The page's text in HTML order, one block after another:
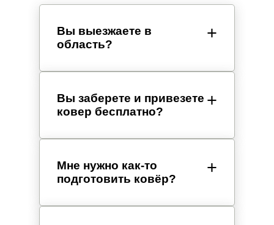
Вы выезжаете в
область?
Вы заберете и привезете
ковер бесплатно?
Мне нужно как-то
подготовить ковёр?